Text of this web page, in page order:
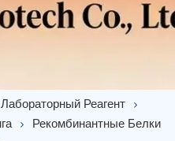
Лабораторный Реагент
Рекомбинантные Белки